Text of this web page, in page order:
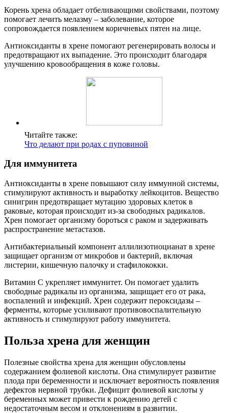
Корень хрена обладает отбеливающими свойствами, поэтому
помогает лечить мелазму – заболевание, которое
сопровождается появлением коричневых пятен на лице.
Антиоксиданты в хрене помогают регенерировать волосы и
предотвращают их выпадение. Это происходит благодаря
улучшению кровообращения в коже головы.
Читайте также:
Что делают при родах с пуповиной
Для иммунитета
Антиоксиданты в хрене повышают силу иммунной системы,
стимулируют активность и выработку лейкоцитов. Вещество
синигрин предотвращает мутацию здоровых клеток в
раковые, которая происходит из-за свободных радикалов.
Хрен помогает организму бороться с раком и задерживать
распространение метастазов.
Антибактериальный компонент аллилизотиоцианат в хрене
защищает организм от микробов и бактерий, включая
листерии, кишечную палочку и стафилококки.
Витамин С укрепляет иммунитет. Он помогает удалить
свободные радикалы из организма, защищает его от рака,
воспалений и инфекций. Хрен содержит пероксидазы –
ферменты, которые усиливают противовоспалительную
активность и стимулируют работу иммунитета.
Польза хрена для женщин
Полезные свойства хрена для женщин обусловлены
содержанием фолиевой кислоты. Она стимулирует развитие
плода при беременности и исключает вероятность появления
дефектов нервной трубки. Дефицит фолиевой кислоты у
беременных может привести к рождению детей с
недостаточным весом и отклонениям в развитии.